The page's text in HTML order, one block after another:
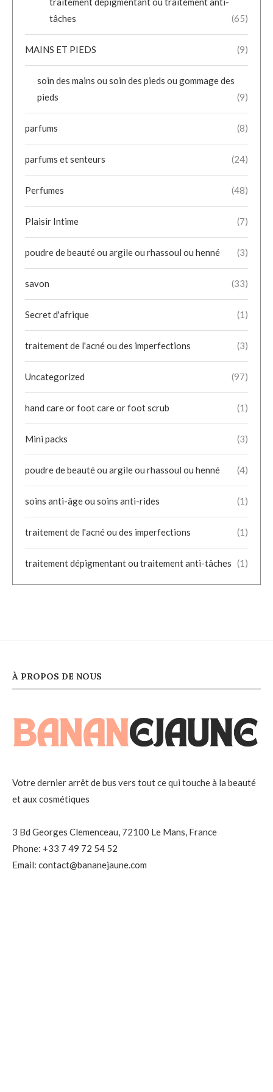
tâches
(65)
MAINS ET PIEDS (9)
soin des mains ou soin des pieds ou gommage des
pieds
(9)
parfums (8)
parfums et senteurs (24)
Perfumes (48)
Plaisir Intime (7)
poudre de beauté ou argile ou rhassoul ou henné (3)
savon (33)
Secret d'afrique (1)
traitement de l'acné ou des imperfections (3)
Uncategorized (97)
hand care or foot care or foot scrub (1)
Mini packs (3)
poudre de beauté ou argile ou rhassoul ou henné (4)
soins anti-âge ou soins anti-rides (1)
traitement de l'acné ou des imperfections (1)
traitement dépigmentant ou traitement anti-tâches (1)
À PROPOS DE NOUS
Votre dernier arrêt de bus vers tout ce qui touche à la beauté
et aux cosmétiques
3 Bd Georges Clemenceau, 72100 Le Mans, France
Phone: +33 7 49 72 54 52
Email: contact@bananejaune.com